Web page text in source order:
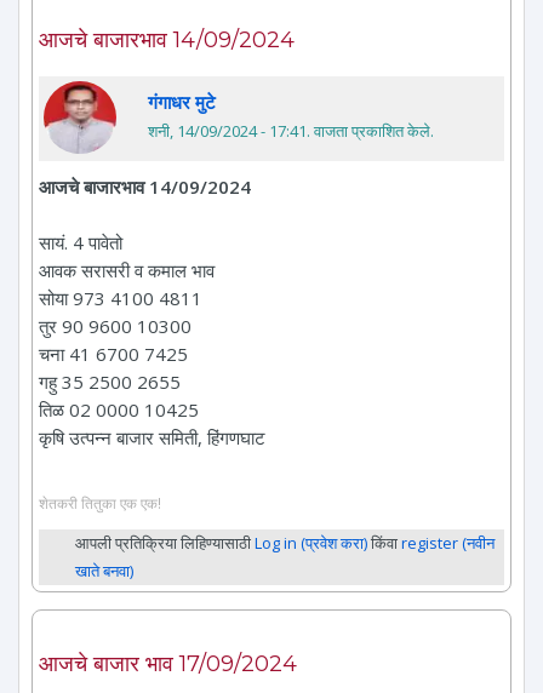
आजचे बाजारभाव 14/09/2024
गंगाधर मुटे
शनी, 14/09/2024 - 17:41. वाजता प्रकाशित केले.
आजचे बाजारभाव 14/09/2024
सायं. 4 पावेतो
आवक सरासरी व कमाल भाव
सोया 973 4100 4811
तुर 90 9600 10300
चना 41 6700 7425
गहु 35 2500 2655
तिळ 02 0000 10425
कृषि उत्पन्न बाजार समिती, हिंगणघाट
शेतकरी तितुका एक एक!
आपली प्रतिक्रिया लिहिण्यासाठीLog in (प्रवेश करा)किंवाregister (नवीन
खाते बनवा)
आजचे बाजार भाव 17/09/2024